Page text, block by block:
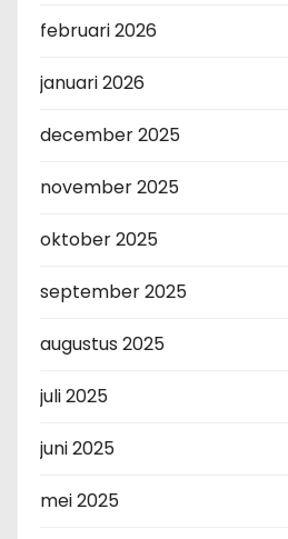
februari 2026
januari 2026
december 2025
november 2025
oktober 2025
september 2025
augustus 2025
juli 2025
juni 2025
mei 2025